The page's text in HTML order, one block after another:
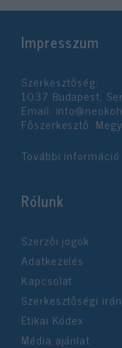
Impresszum
Szerkesztőség:
1037 Budapest,
Email:
Főszerkesztő:
További információ
Rólunk
Szerzői jogok
Adatkezelés
Kapcsolat
Szerkesztőségi
Etikai Kódex
Média ajánlat